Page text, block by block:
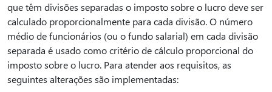
que têm divisões separadas o imposto sobre o lucro deve ser
calculado proporcionalmente para cada divisão. O número
médio de funcionários (ou o fundo salarial) em cada divisão
separada é usado como critério de cálculo proporcional do
imposto sobre o lucro. Para atender aos requisitos, as
seguintes alterações são implementadas: